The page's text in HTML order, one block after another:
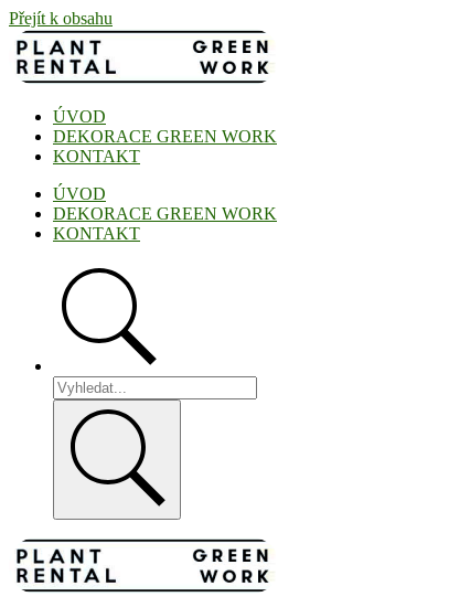
Přejít k obsahu
ÚVOD
DEKORACE GREEN WORK
KONTAKT
ÚVOD
DEKORACE GREEN WORK
KONTAKT